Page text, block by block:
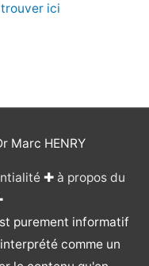
ici
Marc HENRY
✚ à propos du
purement informatif
comme un